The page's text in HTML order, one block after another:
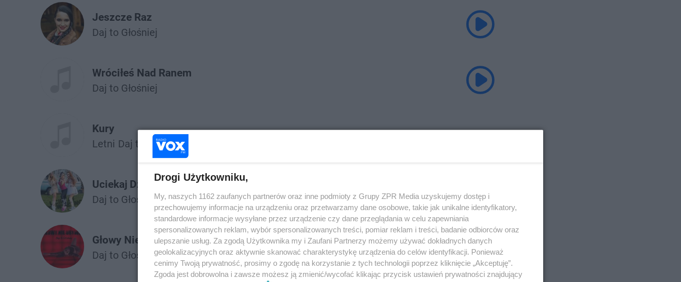
Jeszcze Raz
Daj to Głośniej
Wróciłeś Nad Ranem
Daj to Głośniej
Kury
Letni Daj to Głośniej
Uciekaj Dziewczyno
Daj to Głośniej
Głowy Nie Urywa
Daj to Głośniej
Drogi Użytkowniku,
My, naszych 1162 zaufanych partnerów oraz inne podmioty z Grupy ZPR Media uzyskujemy dostęp i
przechowujemy informacje na urządzeniu oraz przetwarzamy dane osobowe, takie jak unikalne identyfikatory,
standardowe informacje wysyłane przez urządzenie czy dane przeglądania w celu zapewniania
spersonalizowanych reklam, wybór spersonalizowanych treści, pomiar reklam i treści, badanie odbiorców oraz
ulepszanie usług. Za zgodą Użytkownika my i Zaufani Partnerzy możemy używać dokładnych danych
geolokalizacyjnych oraz aktywnie skanować charakterystykę urządzenia do celów identyfikacji. Ponieważ
cenimy Twoją prywatność, prosimy o zgodę na korzystanie z tych technologii poprzez kliknięcie „Akceptuję”.
Zgoda jest dobrowolna i zawsze możesz ją zmienić/wycofać klikając przycisk ustawień prywatności znajdujący